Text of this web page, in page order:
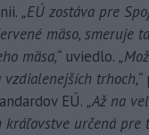
„EÚ zostáva pre
mäso, smeruje
mäsa,“ uviedlo.
trhoch,“
EÚ. „Až na
určená pre